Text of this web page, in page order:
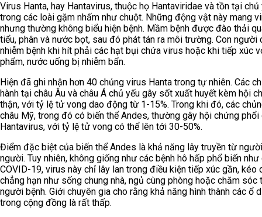
Virus Hanta, hay Hantavirus, thuộc họ Hantaviridae và tồn tại chủ
trong các loài gặm nhấm như chuột. Những động vật này mang
nhưng thường không biểu hiện bệnh. Mầm bệnh được đào thải
tiểu, phân và nước bọt, sau đó phát tán ra môi trường. Con người
nhiễm bệnh khi hít phải các hạt bụi chứa virus hoặc khi tiếp xúc
phẩm, nước uống bị nhiễm bẩn.
Hiện đã ghi nhận hơn 40 chủng virus Hanta trong tự nhiên. Các
hành tại châu Âu và châu Á chủ yếu gây sốt xuất huyết kèm hội
thận, với tỷ lệ tử vong dao động từ 1-15%. Trong khi đó, các
châu Mỹ, trong đó có biến thể Andes, thường gây hội chứng phổi
Hantavirus, với tỷ lệ tử vong có thể lên tới 30-50%.
Điểm đặc biệt của biến thể Andes là khả năng lây truyền từ
người. Tuy nhiên, không giống như các bệnh hô hấp phổ biến như
COVID-19, virus này chỉ lây lan trong điều kiện tiếp xúc gần, kéo
chẳng hạn như sống chung nhà, ngủ cùng phòng hoặc chăm sóc
người bệnh. Giới chuyên gia cho rằng khả năng hình thành các ổ
trong cộng đồng là rất thấp.